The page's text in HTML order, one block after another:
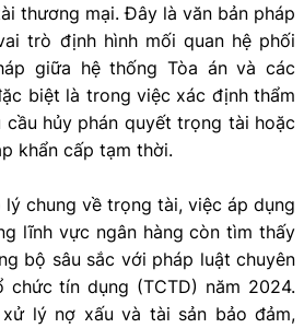
thương mại. Đây là văn bản pháp
trò định hình mối quan hệ phối
giữa hệ thống Tòa án và các
biệt là trong việc xác định thẩm
hủy phán quyết trọng tài hoặc
khẩn cấp tạm thời.
lý chung về trọng tài, việc áp dụng
lĩnh vực ngân hàng còn tìm thấy
bộ sâu sắc với pháp luật chuyên
chức tín dụng (TCTD) năm 2024.
lý nợ xấu và tài sản bảo đảm,